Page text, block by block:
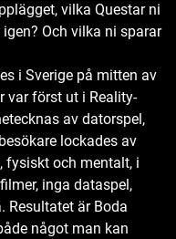
vilka Questar ni
Och vilka ni sparar
i Sverige på mitten av
var först ut i Reality-
av datorspel,
lockades av
fysiskt och mentalt, i
inga dataspel,
Resultatet är Boda
något man kan